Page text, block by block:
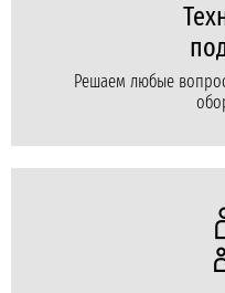
Решаем любые